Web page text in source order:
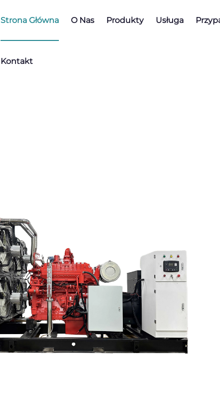
Strona Główna O Nas Produkty Usługa
Kontakt